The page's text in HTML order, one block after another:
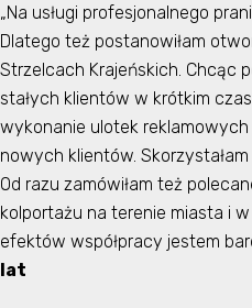
„Na usługi profesjonalnego
Dlatego też postanowiłam
Strzelcach Krajeńskich. Chcąc
stałych klientów w krótkim
wykonanie ulotek
nowych klientów.
Od razu zamówiłam też
kolportażu na terenie miasta i
efektów współpracy jestem
lat